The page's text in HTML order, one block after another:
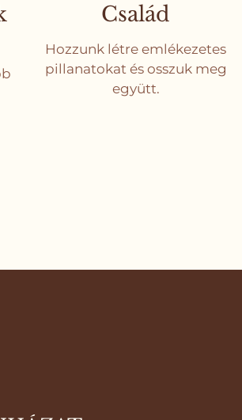
Család
Hozzunk létre emlékezetes
pillanatokat és osszuk meg
együtt.